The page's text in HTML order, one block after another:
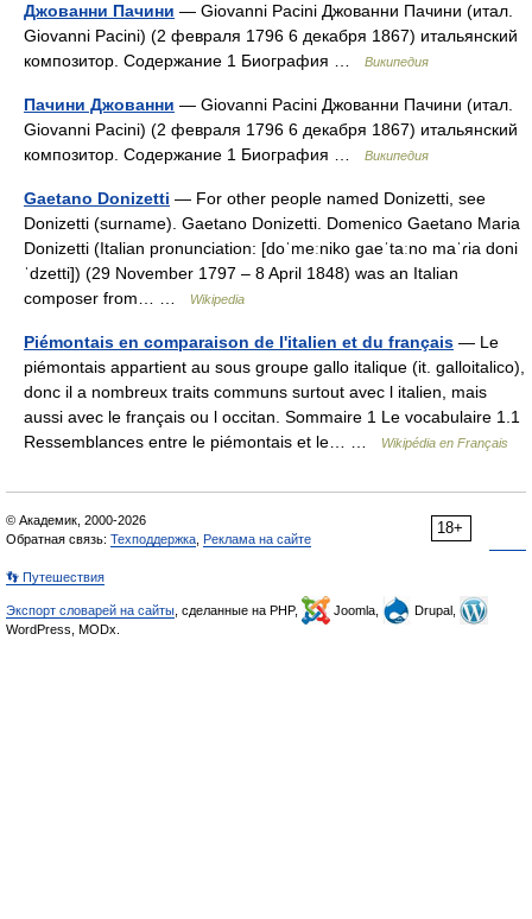
Джованни Пачини — Giovanni Pacini Джованни Пачини (итал.
Giovanni Pacini) (2 февраля 1796 6 декабря 1867) итальянский
композитор. Содержание 1 Биография …
Википедия
Пачини Джованни — Giovanni Pacini Джованни Пачини (итал.
Giovanni Pacini) (2 февраля 1796 6 декабря 1867) итальянский
композитор. Содержание 1 Биография …
Википедия
Gaetano Donizetti — For other people named Donizetti, see
Donizetti (surname). Gaetano Donizetti. Domenico Gaetano Maria
Donizetti (Italian pronunciation: [doˈmeːniko gaeˈtaːno maˈɾia doni
ˈdzetti]) (29 November 1797 – 8 April 1848) was an Italian
composer from… …
Wikipedia
Piémontais en comparaison de l'italien et du français — Le
piémontais appartient au sous groupe gallo italique (it. galloitalico),
donc il a nombreux traits communs surtout avec l italien, mais
aussi avec le français ou l occitan. Sommaire 1 Le vocabulaire 1.1
Ressemblances entre le piémontais et le… …
Wikipédia en Français
18+
© Академик, 2000-2026
Обратная связь: Техподдержка Реклама на сайте
👣 Путешествия
Экспорт словарей на сайты , сделанные на PHP, Joomla,
Drupal,
WordPress, MODx.